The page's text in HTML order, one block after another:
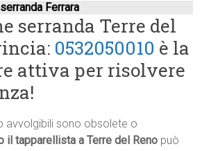
Ferrara
serranda Terre del
0532050010 è la
attiva per risolvere
avvolgibili sono obsolete o
il tapparellista a Terre del Reno può